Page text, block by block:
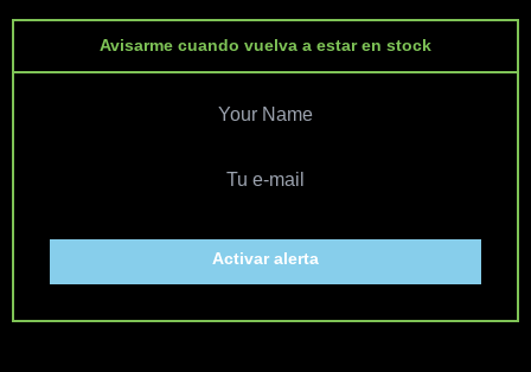
Avisarme cuando vuelva a estar en stock
Activar alerta